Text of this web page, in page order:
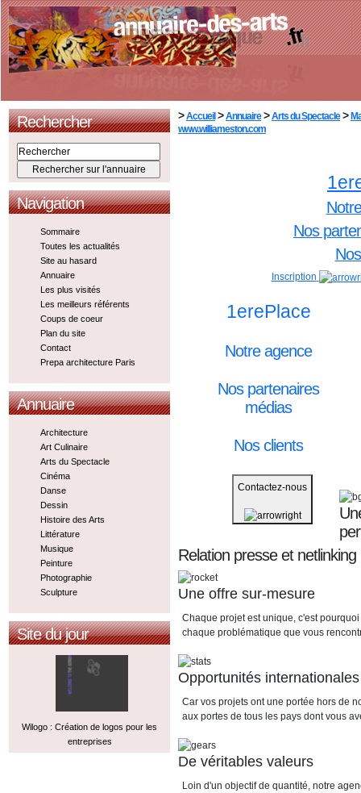
Rechercher
Navigation
Sommaire
Toutes les actualités
Site au hasard
Annuaire
Les plus visités
Les meilleurs référents
Coups de coeur
Plan du site
Contact
Prepa architecture Paris
Annuaire
Architecture
Art Culinaire
Arts du Spectacle
Cinéma
Danse
Dessin
Histoire des Arts
Littérature
Musique
Peinture
Photographie
Sculpture
Site du jour
Wilogo : Création de logos pour les
entreprises
>Accueil>Annuaire>Arts du Spectacle>
www.williameston.com
Nos
Inscription
1erePlace
Notre agence
Nos partenaires
médias
Nos clients
Contactez-nous
Relation presse et netlinking
Une offre sur-mesure
Chaque projet est unique, c'est
chaque problématique que vous
Opportunités internationales
Car vos projets ont une portée hors de
aux portes de tous les pays dont vous
De véritables valeurs
Loin d'un objectif de quantité, notre